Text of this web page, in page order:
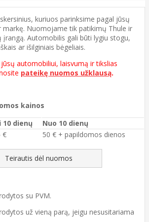
kuriuos parinksime pagal jūsų
Nuomojame tik patikimų Thule ir
Automobilis gali būti lygiu stogu,
ar išilginiais bėgeliais.
automobiliui, laisvumą ir tikslias
pateikę nuomos užklausą.
kainos
10 dienų
Nuo 10 dienų
€ 50 € + papildomos dienos
Teirautis dėl nuomos
su PVM.
už vieną parą, jeigu nesusitariama